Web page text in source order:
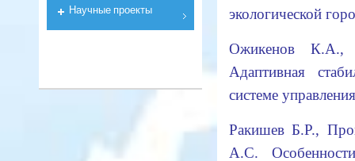
экологической
Ожикенов
Адаптивная
системе
Ракишев Б.Р.,
А.С. Особенности
Научные проекты